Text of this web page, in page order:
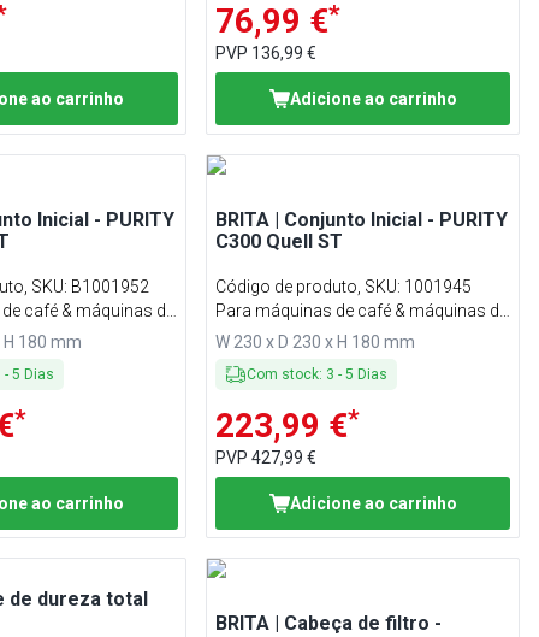
ao carrinho
76,99 €*
PVP 136,99 €
Adicione ao carrinho
Inicial - PURITY
SKU: B1001952
café & máquinas de
H 180 mm
-5 Dias
*
ao carrinho
BRITA | Conjunto Inicial - PURITY
C300 Quell ST
Código de produto, SKU: 1001945
Para máquinas de café & máquinas de
venda automática
W 230 x D 230 x H 180 mm
Com stock: 3 - 5 Dias
223,99 €*
PVP 427,99 €
Adicione ao carrinho
de dureza total
BRITA | Cabeça de filtro -